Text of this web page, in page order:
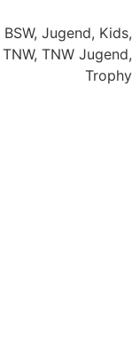
BSW, Jugend, Kids,
TNW, TNW Jugend,
Trophy